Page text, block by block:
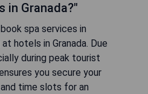
in Granada?"
spa services in
hotels in Granada. Due
during peak tourist
you secure your
time slots for an